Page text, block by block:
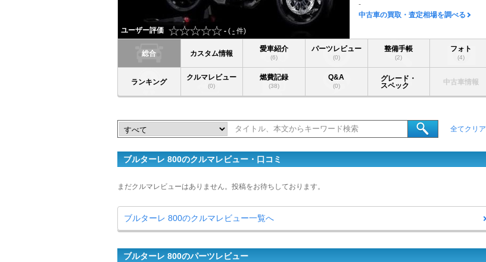
ユーザー評価 - ( - 件)
-
中古車の買取・査定相場を調べる
総合 カスタム情報
愛車紹介
(6)
パーツレビュー
(0)
整備手帳
(2)
フォト
(4)
ランキング
クルマレビュー
(0)
燃費記録
(38)
Q&A
(0)
グレード・
スペック
中古車情報
全てクリア
ブルターレ 800のクルマレビュー・口コミ
まだクルマレビューはありません。投稿をお待ちしております。
ブルターレ 800のクルマレビュー一覧へ
ブルターレ 800のパーツレビュー